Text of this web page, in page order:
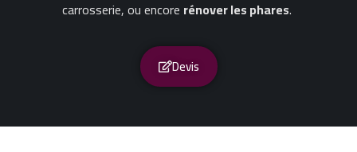
carrosserie, ou encore rénover les phares.
Devis